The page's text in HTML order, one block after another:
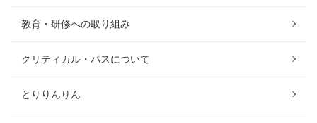
教育・研修への取り組み
クリティカル・パスについて
とりりんりん